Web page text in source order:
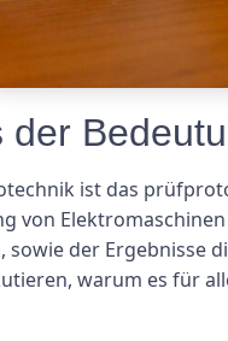
der
ist das
von
der Ergebnisse
warum es für